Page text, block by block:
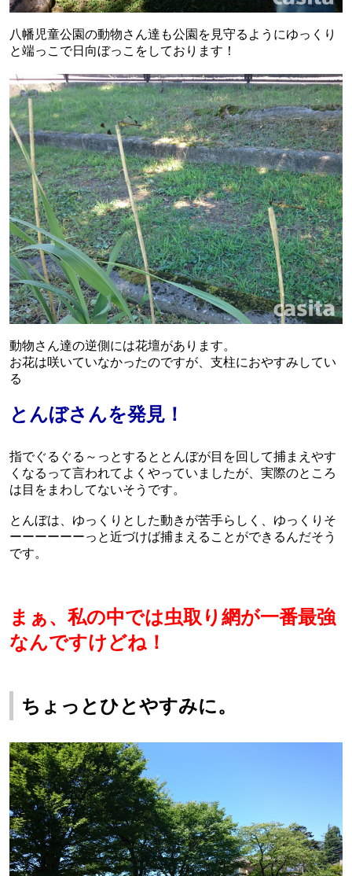
八幡児童公園の動物さん達も公園を見守るようにゆっくり
と端っこで日向ぼっこをしております！
動物さん達の逆側には花壇があります。
お花は咲いていなかったのですが、支柱におやすみしてい
る
とんぼさんを発見！
指でぐるぐる～っとするととんぼが目を回して捕まえやす
くなるって言われてよくやっていましたが、実際のところ
は目をまわしてないそうです。
とんぼは、ゆっくりとした動きが苦手らしく、ゆっくりそ
ーーーーーーっと近づけば捕まえることができるんだそう
です。
まぁ、私の中では虫取り網が一番最強
なんですけどね！
ちょっとひとやすみに。